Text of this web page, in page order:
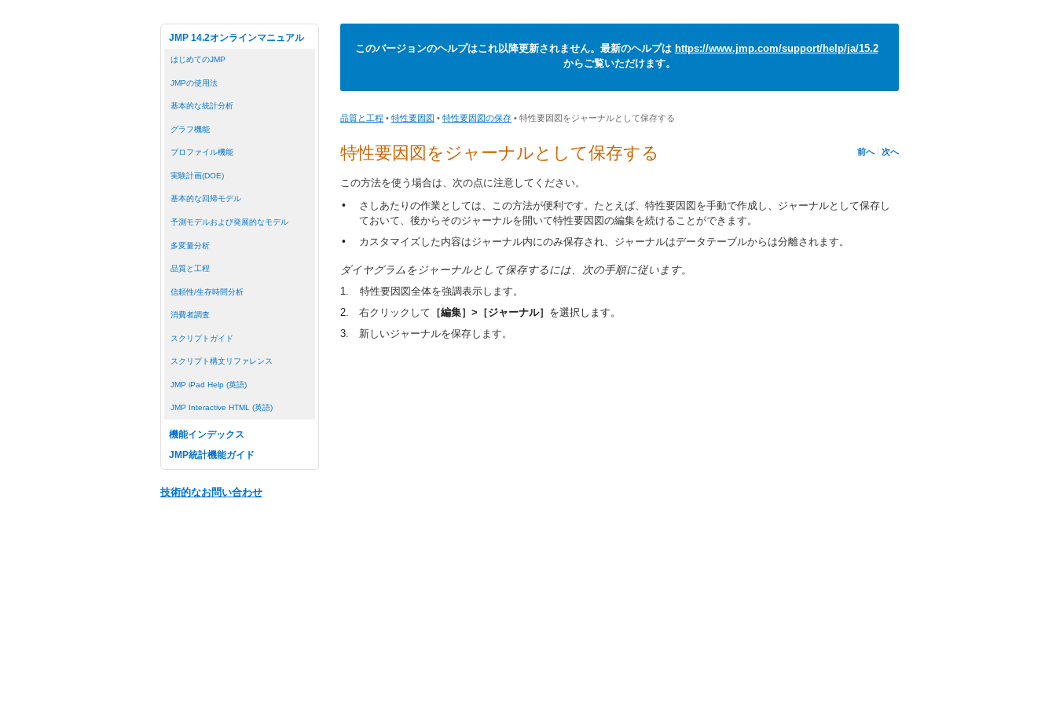
JMP 14.2オンラインマニュアル
はじめてのJMP
JMPの使用法
基本的な統計分析
グラフ機能
プロファイル機能
実験計画(DOE)
基本的な回帰モデル
予測モデルおよび発展的なモデル
多変量分析
品質と工程
信頼性/生存時間分析
消費者調査
スクリプトガイド
スクリプト構文リファレンス
JMP iPad Help (英語)
JMP Interactive HTML (英語)
機能インデックス
JMP統計機能ガイド
技術的なお問い合わせ
このバージョンのヘルプはこれ以降更新されません。最新のヘルプは https://www.jmp.com/support/help/ja/15.2
からご覧いただけます。
品質と工程 • 特性要因図 • 特性要因図の保存 • 特性要因図をジャーナルとして保存する
前へ 次へ
特性要因図をジャーナルとして保存する
この方法を使う場合は、次の点に注意してください。
•
さしあたりの作業としては、この方法が便利です。たとえば、特性要因図を手動で作成し、ジャーナルとして保存し
ておいて、後からそのジャーナルを開いて特性要因図の編集を続けることができます。
• カスタマイズした内容はジャーナル内にのみ保存され、ジャーナルはデータテーブルからは分離されます。
ダイヤグラムをジャーナルとして保存するには、次の手順に従います。
1.
特性要因図全体を強調表示します。
2.
右クリックして ［編集］>［ジャーナル］ を選択します。
3.
新しいジャーナルを保存します。